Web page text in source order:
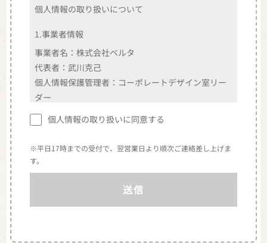
個人情報の取り扱いについて
1.事業者情報
事業者名：株式会社ベルタ
代表者：武川克己
個人情報保護管理者：コーポレートデザイン室リー
ダー
住所：東京都港区北青山2-12-28 青山ビル5階
MAIL：info@belta.co.jp
（※受付時間 平日9:30〜18:30）
個人情報の取り扱いに同意する
※平日17時までの受付で、翌営業日より順次ご連絡差し上げま
す。